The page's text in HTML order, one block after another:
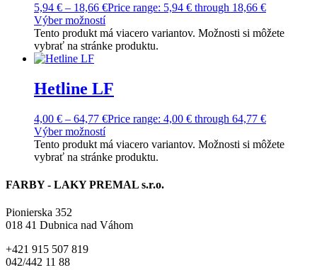
5,94 € – 18,66 €Price range: 5,94 € through 18,66 €
Výber možností
Tento produkt má viacero variantov. Možnosti si môžete
vybrať na stránke produktu.
Hetline LF
4,00 € – 64,77 €Price range: 4,00 € through 64,77 €
Výber možností
Tento produkt má viacero variantov. Možnosti si môžete
vybrať na stránke produktu.
FARBY - LAKY PREMAL s.r.o.
Pionierska 352
018 41 Dubnica nad Váhom
+421 915 507 819
042/442 11 88